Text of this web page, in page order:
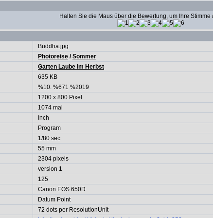
Halten Sie die Maus über die Bewertung, um Ihre Stimme
Buddha.jpg
Photoreise /Sommer
Garten Laube im Herbst
635 KB
%10. %671 %2019
1200 x 800 Pixel
1074 mal
Inch
Program
1/80 sec
55 mm
2304 pixels
version 1
125
Canon EOS 650D
Datum Point
72 dots per ResolutionUnit